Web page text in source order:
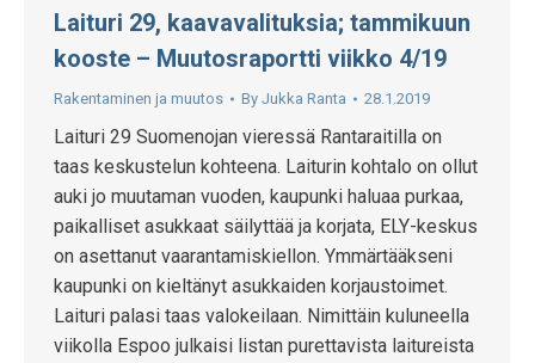
Laituri 29, kaavavalituksia; tammikuun
kooste – Muutosraportti viikko 4/19
Rakentaminen ja muutos By Jukka Ranta 28.1.2019
Laituri 29 Suomenojan vieressä Rantaraitilla on
taas keskustelun kohteena. Laiturin kohtalo on ollut
auki jo muutaman vuoden, kaupunki haluaa purkaa,
paikalliset asukkaat säilyttää ja korjata, ELY-keskus
on asettanut vaarantamiskiellon. Ymmärtääkseni
kaupunki on kieltänyt asukkaiden korjaustoimet.
Laituri palasi taas valokeilaan. Nimittäin kuluneella
viikolla Espoo julkaisi listan purettavista laitureista